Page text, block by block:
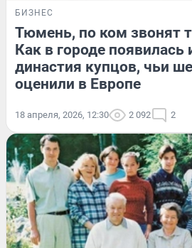
БИЗНЕС
Тюмень, по ком звонят
Как в городе появилась
династия купцов, чьи
оценили в Европе
18 апреля, 2026, 12:30 2 092 2